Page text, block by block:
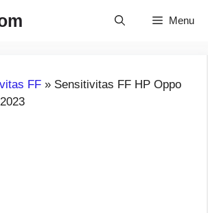
Menu
FF » Sensitivitas FF HP Oppo